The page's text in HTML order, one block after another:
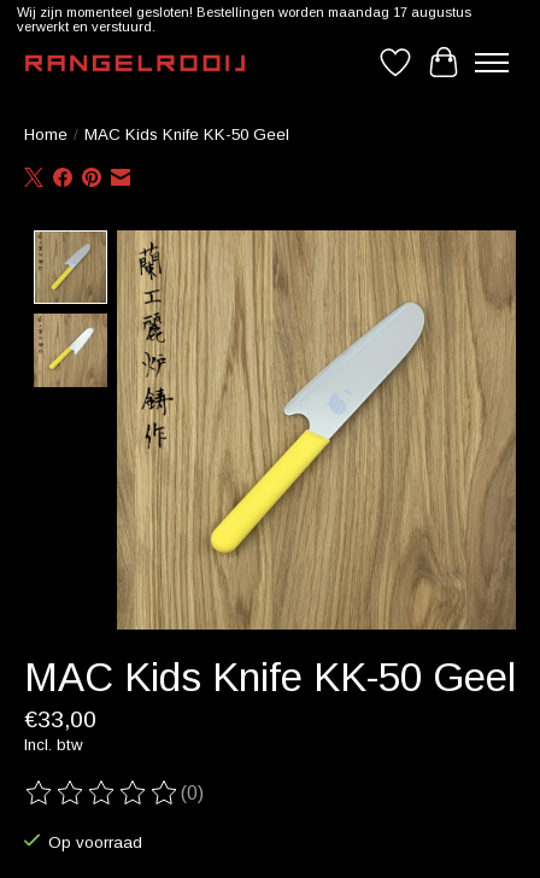
Wij zijn momenteel gesloten! Bestellingen worden maandag 17 augustus
verwerkt en verstuurd.
Verlanglijst
Home / MAC Kids Knife KK-50 Geel
Product image slideshow Items
MAC Kids Knife KK-50 Geel
€33,00
Incl. btw
De beoordeling van dit product is
(0)
Op voorraad